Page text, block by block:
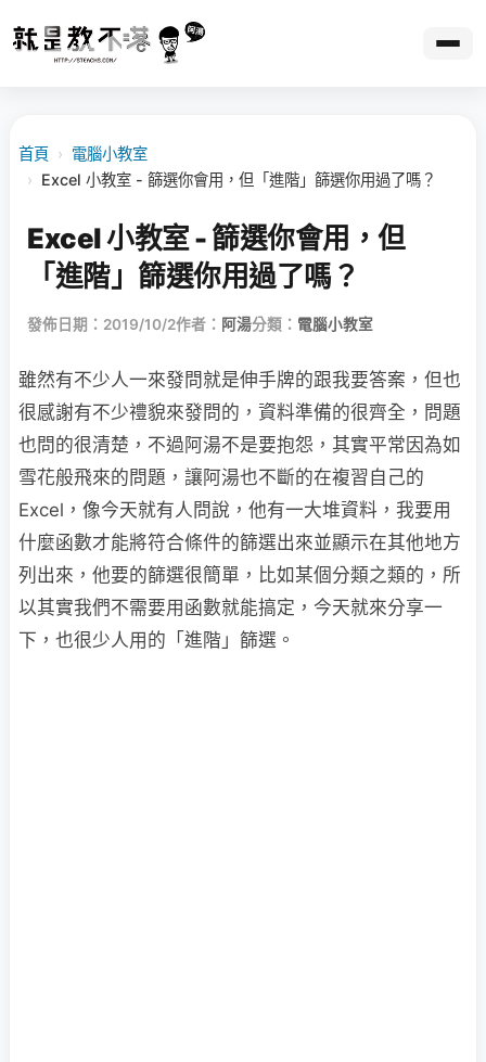
首頁 › 電腦小教室
› Excel 小教室 - 篩選你會用，但「進階」篩選你用過了嗎？
Excel 小教室 - 篩選你會用，但
「進階」篩選你用過了嗎？
發佈日期：2019/10/2作者： 阿湯分類： 電腦小教室
雖然有不少人一來發問就是伸手牌的跟我要答案，但也
很感謝有不少禮貌來發問的，資料準備的很齊全，問題
也問的很清楚，不過阿湯不是要抱怨，其實平常因為如
雪花般飛來的問題，讓阿湯也不斷的在複習自己的
Excel，像今天就有人問說，他有一大堆資料，我要用
什麼函數才能將符合條件的篩選出來並顯示在其他地方
列出來，他要的篩選很簡單，比如某個分類之類的，所
以其實我們不需要用函數就能搞定，今天就來分享一
下，也很少人用的「進階」篩選。